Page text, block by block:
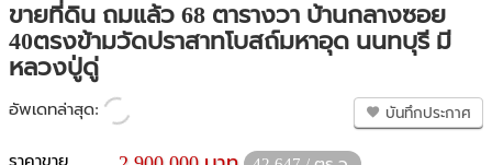
ขายที่ดิน ถมแล้ว 68 ตารางวา บ้านกลางซอย
40ตรงข้ามวัดปราสาทโบสถ์มหาอุด นนทบุรี มี
หลวงปู่ดู่
อัพเดทล่าสุด: บันทึกประกาศ
ราคาขาย